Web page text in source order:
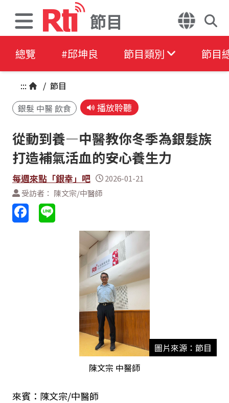
節目
總覽 #邱坤良 節目類別 節目
::: / 節目
銀髮 中醫 飲食
播放聆聽
從動到養—中醫教你冬季為銀髮族
打造補氣活血的安心養生力
每週來點「銀幸」吧
2026-01-21
受訪者： 陳文宗/中醫師
圖片來源：節目
陳文宗 中醫師
來賓：陳文宗/中醫師